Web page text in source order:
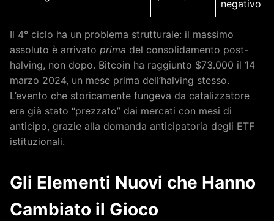
negativo
Il 4° ciclo ha un problema strutturale: il massimo
assoluto è arrivato prima del consolidamento post-
halving, non dopo. Bitcoin ha raggiunto $73.000 il 14
marzo 2024, un mese prima dell’halving stesso.
L’evento che storicamente fungeva da catalizzatore
era già stato “prezzato” dai mercati con mesi di
anticipo, grazie alla domanda anticipatoria degli ETF
istituzionali.
Gli Elementi Nuovi che Hanno
Cambiato il Gioco